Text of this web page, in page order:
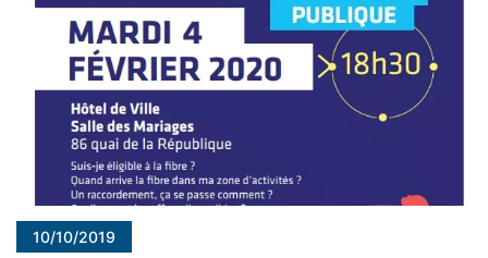
10/10/2019